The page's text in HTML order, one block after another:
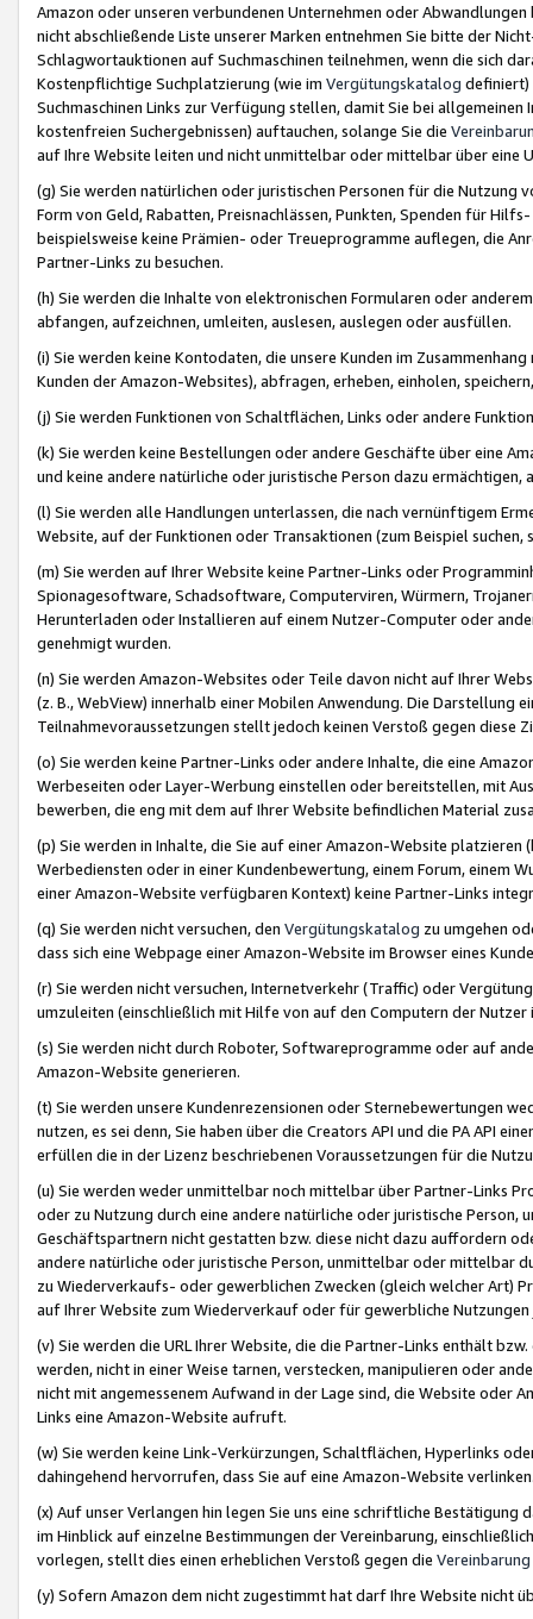
Amazon oder unseren verbundenen Unternehmen oder
nicht abschließende Liste unserer Marken entnehmen Sie bitte der
Schlagwortauktionen auf Suchmaschinen teilnehmen, wenn die sich
Kostenpflichtige Suchplatzierung (wie im Vergütungskatalog definiert)
Suchmaschinen Links zur Verfügung stellen, damit Sie bei
kostenfreien Suchergebnissen) auftauchen, solange Sie die
auf Ihre Website leiten und nicht unmittelbar oder mittelbar über eine
(g) Sie werden natürlichen oder juristischen Personen für die Nutzung
Form von Geld, Rabatten, Preisnachlässen, Punkten, Spenden für
beispielsweise keine Prämien- oder Treueprogramme auflegen, die
Partner-Links zu besuchen.
(h) Sie werden die Inhalte von elektronischen Formularen oder
abfangen, aufzeichnen, umleiten, auslesen, auslegen oder ausfüllen.
(i) Sie werden keine Kontodaten, die unsere Kunden im
Kunden der Amazon-Websites), abfragen, erheben, einholen,
(j) Sie werden Funktionen von Schaltflächen, Links oder andere
(k) Sie werden keine Bestellungen oder andere Geschäfte über eine
und keine andere natürliche oder juristische Person dazu
(l) Sie werden alle Handlungen unterlassen, die nach vernünftigem
Website, auf der Funktionen oder Transaktionen (zum Beispiel
(m) Sie werden auf Ihrer Website keine Partner-Links oder
Spionagesoftware, Schadsoftware, Computerviren, Würmern,
Herunterladen oder Installieren auf einem Nutzer-Computer oder
genehmigt wurden.
(n) Sie werden Amazon-Websites oder Teile davon nicht auf Ihrer
(z. B., WebView) innerhalb einer Mobilen Anwendung. Die Darstellung
Teilnahmevoraussetzungen stellt jedoch keinen Verstoß gegen diese
(o) Sie werden keine Partner-Links oder andere Inhalte, die eine
Werbeseiten oder Layer-Werbung einstellen oder bereitstellen, mit
bewerben, die eng mit dem auf Ihrer Website befindlichen Material
(p) Sie werden in Inhalte, die Sie auf einer Amazon-Website
Werbediensten oder in einer Kundenbewertung, einem Forum, einem
einer Amazon-Website verfügbaren Kontext) keine Partner-Links
(q) Sie werden nicht versuchen, den Vergütungskatalog zu umgehen
dass sich eine Webpage einer Amazon-Website im Browser eines
(r) Sie werden nicht versuchen, Internetverkehr (Traffic) oder
umzuleiten (einschließlich mit Hilfe von auf den Computern der
(s) Sie werden nicht durch Roboter, Softwareprogramme oder auf
Amazon-Website generieren.
(t) Sie werden unsere Kundenrezensionen oder Sternebewertungen
nutzen, es sei denn, Sie haben über die Creators API und die PA API
erfüllen die in der Lizenz beschriebenen Voraussetzungen für die
(u) Sie werden weder unmittelbar noch mittelbar über Partner-Links
oder zu Nutzung durch eine andere natürliche oder juristische
Geschäftspartnern nicht gestatten bzw. diese nicht dazu auffordern
andere natürliche oder juristische Person, unmittelbar oder mittelbar
zu Wiederverkaufs- oder gewerblichen Zwecken (gleich welcher Art)
auf Ihrer Website zum Wiederverkauf oder für gewerbliche
(v) Sie werden die URL Ihrer Website, die die Partner-Links enthält
werden, nicht in einer Weise tarnen, verstecken, manipulieren oder
nicht mit angemessenem Aufwand in der Lage sind, die Website oder
Links eine Amazon-Website aufruft.
(w) Sie werden keine Link-Verkürzungen, Schaltflächen, Hyperlinks
dahingehend hervorrufen, dass Sie auf eine Amazon-Website
(x) Auf unser Verlangen hin legen Sie uns eine schriftliche
im Hinblick auf einzelne Bestimmungen der Vereinbarung,
vorlegen, stellt dies einen erheblichen Verstoß gegen die Vereinbarung
(y) Sofern Amazon dem nicht zugestimmt hat darf Ihre Website nicht